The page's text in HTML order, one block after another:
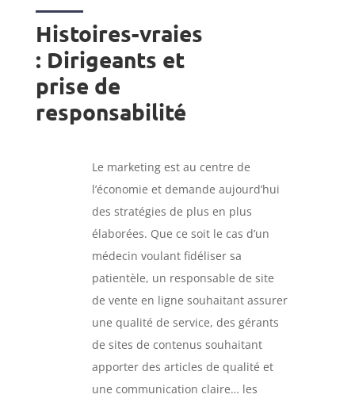
Histoires-vraies
: Dirigeants et
prise de
responsabilité
Le marketing est au centre de
l’économie et demande aujourd’hui
des stratégies de plus en plus
élaborées. Que ce soit le cas d’un
médecin voulant fidéliser sa
patientèle, un responsable de site
de vente en ligne souhaitant assurer
une qualité de service, des gérants
de sites de contenus souhaitant
apporter des articles de qualité et
une communication claire… les